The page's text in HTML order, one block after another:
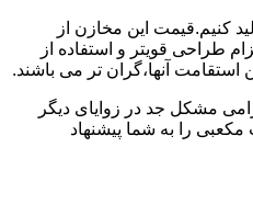
کنیم.قیمت این مخازن از
طراحی قویتر و استفاده از
آنها،گران تر می باشند.
مشکل جد در زوایای دیگر
مکعبی را به شما پیشنهاد